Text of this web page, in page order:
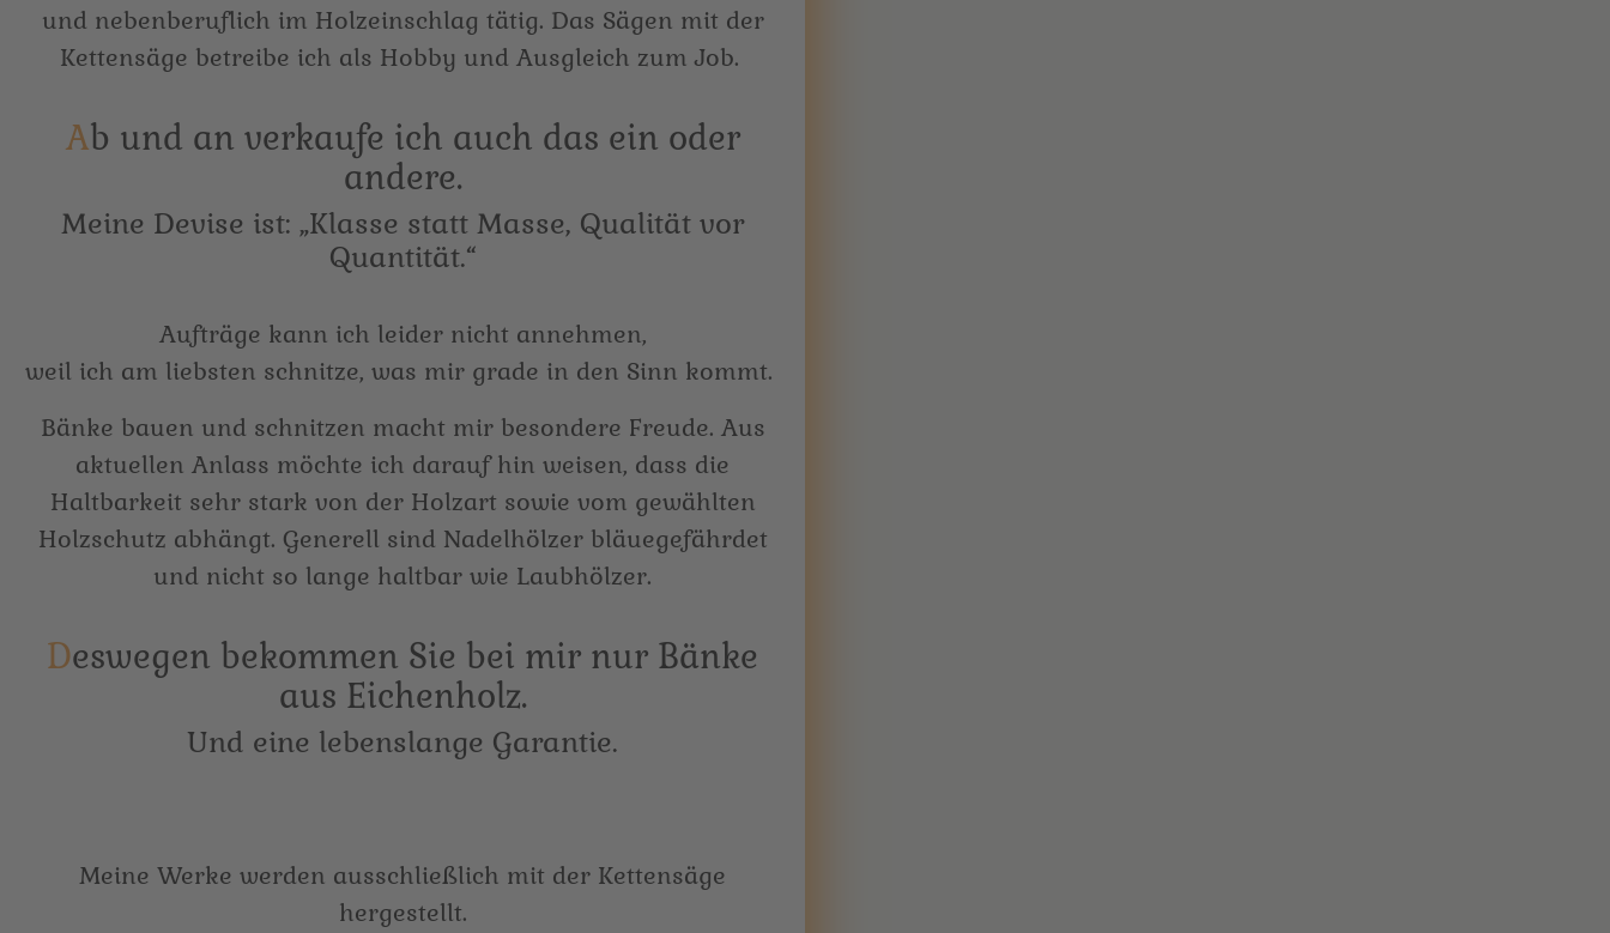
und nebenberuflich im Holzeinschlag tätig. Das Sägen mit der
Kettensäge betreibe ich als Hobby und Ausgleich zum Job.
Ab und an verkaufe ich auch das ein oder
andere.
Meine Devise ist: „Klasse statt Masse, Qualität vor
Quantität.“
Aufträge kann ich leider nicht annehmen,
weil ich am liebsten schnitze, was mir grade in den Sinn kommt.
Bänke bauen und schnitzen macht mir besondere Freude. Aus
aktuellen Anlass möchte ich darauf hin weisen, dass die
Haltbarkeit sehr stark von der Holzart sowie vom gewählten
Holzschutz abhängt. Generell sind Nadelhölzer bläuegefährdet
und nicht so lange haltbar wie Laubhölzer.
Deswegen bekommen Sie bei mir nur Bänke
aus Eichenholz.
Und eine lebenslange Garantie.
Meine Werke werden ausschließlich mit der Kettensäge
hergestellt.